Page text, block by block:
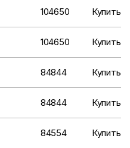
104650 Купить
104650 Купить
84844 Купить
84844 Купить
84554 Купить